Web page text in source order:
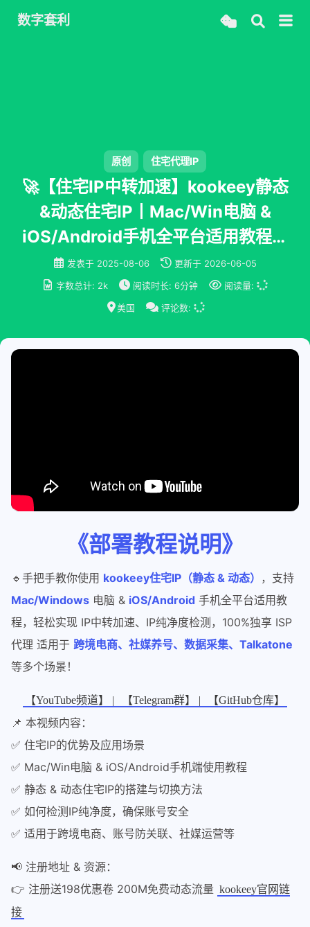
数字套利
原创 住宅代理IP
🚀【住宅IP中转加速】kookeey静态
&动态住宅IP丨Mac/Win电脑 &
iOS/Android手机全平台适用教程丨
IP纯净度检测丨TikTok 跨境电商养
号必备
发表于 2025-08-06 更新于 2026-06-05
字数总计: 2k 阅读时长: 6分钟
阅读量:
美国
评论数:
《部署教程说明》
🔹手把手教你使用 kookeey住宅IP（静态 & 动态） ，支持
Mac/Windows 电脑 & iOS/Android 手机全平台适用教
程，轻松实现 IP中转加速、IP纯净度检测，100%独享 ISP
代理 适用于 跨境电商、社媒养号、数据采集、Talkatone
等多个场景！
【YouTube频道】 | 【Telegram群】 | 【GitHub仓库】
📌 本视频内容：
✅ 住宅IP的优势及应用场景
✅ Mac/Win电脑 & iOS/Android手机端使用教程
✅ 静态 & 动态住宅IP的搭建与切换方法
✅ 如何检测IP纯净度，确保账号安全
✅ 适用于跨境电商、账号防关联、社媒运营等
📢 注册地址 & 资源：
👉 注册送198优惠卷 200M免费动态流量 kookeey官网链
接